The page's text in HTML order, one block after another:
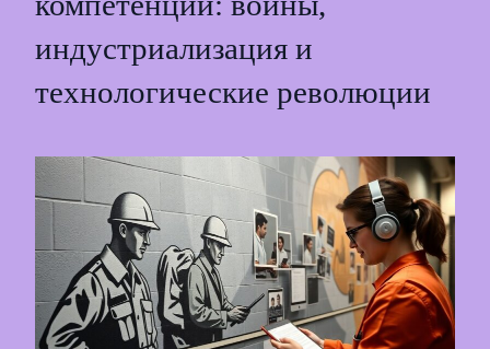
индустриализация и
технологические революции